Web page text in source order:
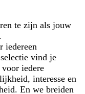
te zijn als jouw
iedereen
vind je
voor iedere
interesse en
En we breiden